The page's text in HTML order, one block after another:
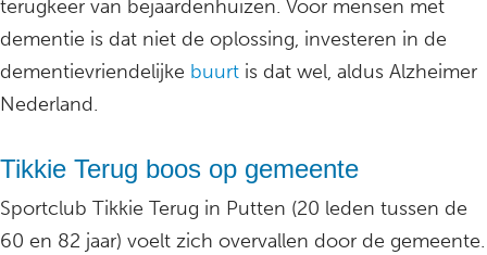
terugkeer van bejaardenhuizen. Voor mensen met
dementie is dat niet de oplossing, investeren in de
dementievriendelijke buurt is dat wel, aldus Alzheimer
Nederland.
Tikkie Terug boos op gemeente
Sportclub Tikkie Terug in Putten (20 leden tussen de
60 en 82 jaar) voelt zich overvallen door de gemeente.